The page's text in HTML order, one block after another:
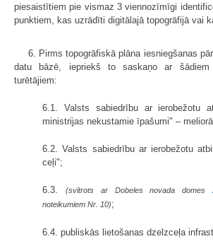
piesaistītiem pie vismaz 3 viennozīmīgi
punktiem, kas uzrādīti digitālajā topogrāfijā vai
6. Pirms topogrāfiskā plāna iesniegšanas
datu bāzē, iepriekš to saskaņo ar šādiem
turētājiem:
6.1. Valsts sabiedrību ar ierobežotu
ministrijas nekustamie īpašumi" –
6.2. Valsts sabiedrību ar ierobežotu
ceļi";
6.3. (svītrots ar Dobeles novada domes
noteikumiem Nr. 10);
6.4. publiskās lietošanas dzelzceļa